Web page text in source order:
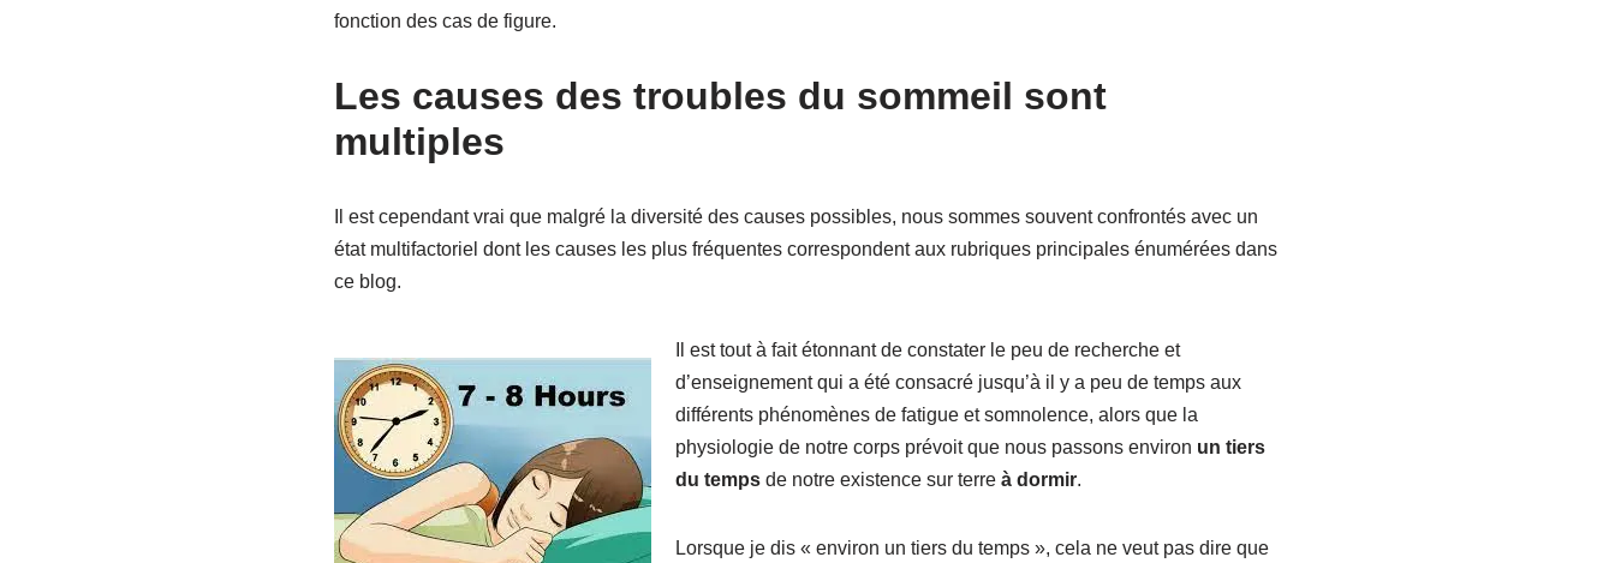
fonction des cas de figure.
Les causes des troubles du sommeil sont
multiples
Il est cependant vrai que malgré la diversité des causes possibles, nous sommes souvent confrontés avec un
état multifactoriel dont les causes les plus fréquentes correspondent aux rubriques principales énumérées dans
ce blog.
Il est tout à fait étonnant de constater le peu de recherche et
d’enseignement qui a été consacré jusqu’à il y a peu de temps aux
différents phénomènes de fatigue et somnolence, alors que la
physiologie de notre corps prévoit que nous passons environ un tiers
du tempsde notre existence sur terre à dormir.
Lorsque je dis « environ un tiers du temps », cela ne veut pas dire que